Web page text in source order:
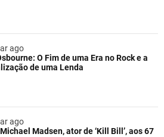
ago
O Fim de uma Era no Rock e a
de uma Lenda
ago
Madsen, ator de ‘Kill Bill’, aos 67